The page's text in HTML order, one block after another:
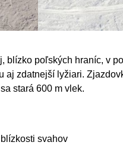
blízko poľských hraníc, v
aj zdatnejší lyžiari.
stará 600 m vlek.
svahov